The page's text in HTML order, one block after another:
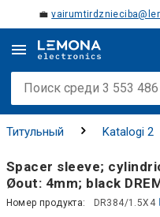
💼
Титульный Katalogi 2
Spacer sleeve;
Øout: 4mm; black
Номер продукта: DR384/1.5X4